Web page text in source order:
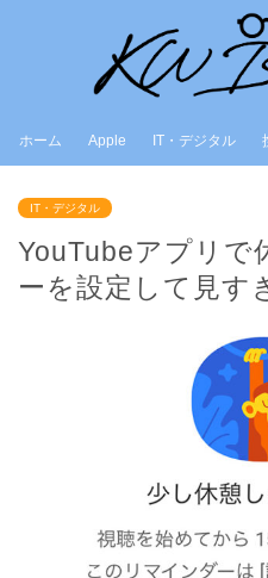
ホーム Apple IT・デジタル
IT・デジタル
YouTubeアプリで
ーを設定して見す